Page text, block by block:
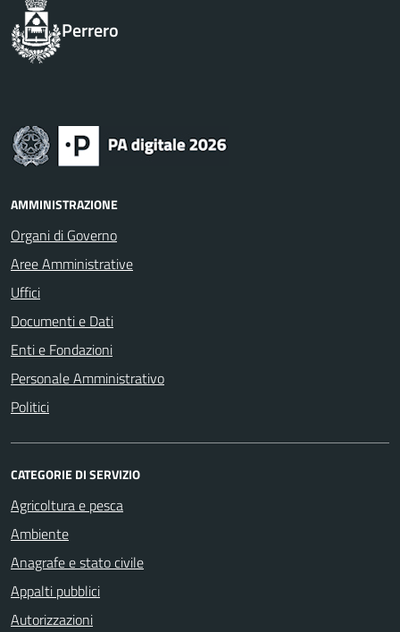
Perrero
AMMINISTRAZIONE
Organi di Governo
Aree Amministrative
Uffici
Documenti e Dati
Enti e Fondazioni
Personale Amministrativo
Politici
CATEGORIE DI SERVIZIO
Agricoltura e pesca
Ambiente
Anagrafe e stato civile
Appalti pubblici
Autorizzazioni